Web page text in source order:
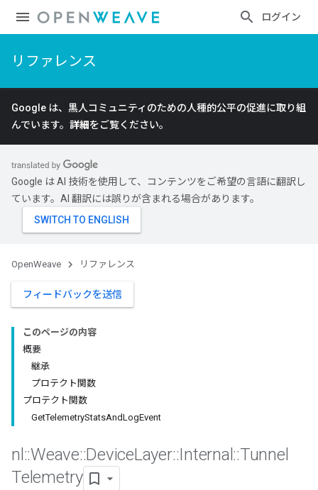
ログイン
リファレンス
Google は、黒人コミュニティのための人種的公平の促進に取り組
んでいます。 詳細をご覧ください。
Google は AI 技術を使用して、コンテンツをご希望の言語に翻訳し
ています。AI 翻訳には誤りが含まれる場合があります。
OpenWeave リファレンス
フィードバックを送信
このページの内容
概要
継承
プロテクト関数
プロテクト関数
GetTelemetryStatsAndLogEvent
nl ::Weave::DeviceLayer::Internal ::Tunnel
Telemetry